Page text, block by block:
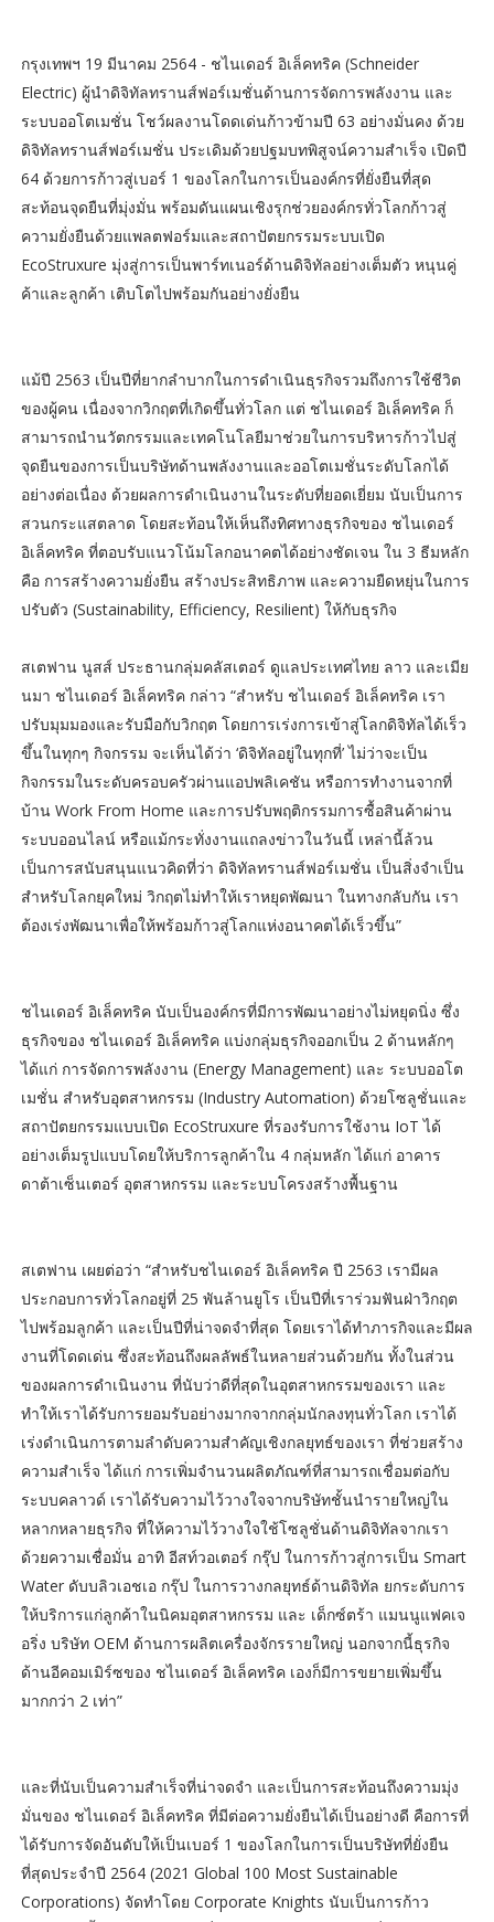
กรุงเทพฯ 19 มีนาคม 2564 - ชไนเดอร์ อิเล็คทริค (Schneider
Electric) ผู้นำดิจิทัลทรานส์ฟอร์เมชั่นด้านการจัดการพลังงาน และ
ระบบออโตเมชั่น โชว์ผลงานโดดเด่นก้าวข้ามปี 63 อย่างมั่นคง ด้วย
ดิจิทัลทรานส์ฟอร์เมชั่น ประเดิมด้วยปฐมบทพิสูจน์ความสำเร็จ เปิดปี
64 ด้วยการก้าวสู่เบอร์ 1 ของโลกในการเป็นองค์กรที่ยั่งยืนที่สุด
สะท้อนจุดยืนที่มุ่งมั่น พร้อมดันแผนเชิงรุกช่วยองค์กรทั่วโลกก้าวสู่
ความยั่งยืนด้วยแพลตฟอร์มและสถาปัตยกรรมระบบเปิด
EcoStruxure มุ่งสู่การเป็นพาร์ทเนอร์ด้านดิจิทัลอย่างเต็มตัว หนุนคู่
ค้าและลูกค้า เติบโตไปพร้อมกันอย่างยั่งยืน
แม้ปี 2563 เป็นปีที่ยากลำบากในการดำเนินธุรกิจรวมถึงการใช้ชีวิต
ของผู้คน เนื่องจากวิกฤตที่เกิดขึ้นทั่วโลก แต่ ชไนเดอร์ อิเล็คทริค ก็
สามารถนำนวัตกรรมและเทคโนโลยีมาช่วยในการบริหารก้าวไปสู่
จุดยืนของการเป็นบริษัทด้านพลังงานและออโตเมชั่นระดับโลกได้
อย่างต่อเนื่อง ด้วยผลการดำเนินงานในระดับที่ยอดเยี่ยม นับเป็นการ
สวนกระแสตลาด โดยสะท้อนให้เห็นถึงทิศทางธุรกิจของ ชไนเดอร์
อิเล็คทริค ที่ตอบรับแนวโน้มโลกอนาคตได้อย่างชัดเจน ใน 3 ธีมหลัก
คือ การสร้างความยั่งยืน สร้างประสิทธิภาพ และความยืดหยุ่นในการ
ปรับตัว (Sustainability, Efficiency, Resilient) ให้กับธุรกิจ
สเตฟาน นูสส์ ประธานกลุ่มคลัสเตอร์ ดูแลประเทศไทย ลาว และเมีย
นมา ชไนเดอร์ อิเล็คทริค กล่าว “สำหรับ ชไนเดอร์ อิเล็คทริค เรา
ปรับมุมมองและรับมือกับวิกฤต โดยการเร่งการเข้าสู่โลกดิจิทัลได้เร็ว
ขึ้นในทุกๆ กิจกรรม จะเห็นได้ว่า ‘ดิจิทัลอยู่ในทุกที่’ ไม่ว่าจะเป็น
กิจกรรมในระดับครอบครัวผ่านแอปพลิเคชัน หรือการทำงานจากที่
บ้าน Work From Home และการปรับพฤติกรรมการซื้อสินค้าผ่าน
ระบบออนไลน์ หรือแม้กระทั่งงานแถลงข่าวในวันนี้ เหล่านี้ล้วน
เป็นการสนับสนุนแนวคิดที่ว่า ดิจิทัลทรานส์ฟอร์เมชั่น เป็นสิ่งจำเป็น
สำหรับโลกยุคใหม่ วิกฤตไม่ทำให้เราหยุดพัฒนา ในทางกลับกัน เรา
ต้องเร่งพัฒนาเพื่อให้พร้อมก้าวสู่โลกแห่งอนาคตได้เร็วขึ้น”
ชไนเดอร์ อิเล็คทริค นับเป็นองค์กรที่มีการพัฒนาอย่างไม่หยุดนิ่ง ซึ่ง
ธุรกิจของ ชไนเดอร์ อิเล็คทริค แบ่งกลุ่มธุรกิจออกเป็น 2 ด้านหลักๆ
ได้แก่ การจัดการพลังงาน (Energy Management) และ ระบบออโต
เมชั่น สำหรับอุตสาหกรรม (Industry Automation) ด้วยโซลูชั่นและ
สถาปัตยกรรมแบบเปิด EcoStruxure ที่รองรับการใช้งาน IoT ได้
อย่างเต็มรูปแบบโดยให้บริการลูกค้าใน 4 กลุ่มหลัก ได้แก่ อาคาร
ดาต้าเซ็นเตอร์ อุตสาหกรรม และระบบโครงสร้างพื้นฐาน
สเตฟาน เผยต่อว่า “สำหรับชไนเดอร์ อิเล็คทริค ปี 2563 เรามีผล
ประกอบการทั่วโลกอยู่ที่ 25 พันล้านยูโร เป็นปีที่เราร่วมฟันฝ่าวิกฤต
ไปพร้อมลูกค้า และเป็นปีที่น่าจดจำที่สุด โดยเราได้ทำภารกิจและมีผล
งานที่โดดเด่น ซึ่งสะท้อนถึงผลลัพธ์ในหลายส่วนด้วยกัน ทั้งในส่วน
ของผลการดำเนินงาน ที่นับว่าดีที่สุดในอุตสาหกรรมของเรา และ
ทำให้เราได้รับการยอมรับอย่างมากจากกลุ่มนักลงทุนทั่วโลก เราได้
เร่งดำเนินการตามลำดับความสำคัญเชิงกลยุทธ์ของเรา ที่ช่วยสร้าง
ความสำเร็จ ได้แก่ การเพิ่มจำนวนผลิตภัณฑ์ที่สามารถเชื่อมต่อกับ
ระบบคลาวด์ เราได้รับความไว้วางใจจากบริษัทชั้นนำรายใหญ่ใน
หลากหลายธุรกิจ ที่ให้ความไว้วางใจใช้โซลูชั่นด้านดิจิทัลจากเรา
ด้วยความเชื่อมั่น อาทิ อีสท์วอเตอร์ กรุ๊ป ในการก้าวสู่การเป็น Smart
Water ดับบลิวเอชเอ กรุ๊ป ในการวางกลยุทธ์ด้านดิจิทัล ยกระดับการ
ให้บริการแก่ลูกค้าในนิคมอุตสาหกรรม และ เด็กซ์ตร้า แมนนูแฟคเจ
อริ่ง บริษัท OEM ด้านการผลิตเครื่องจักรรายใหญ่ นอกจากนี้ธุรกิจ
ด้านอีคอมเมิร์ซของ ชไนเดอร์ อิเล็คทริค เองก็มีการขยายเพิ่มขึ้น
มากกว่า 2 เท่า”
และที่นับเป็นความสำเร็จที่น่าจดจำ และเป็นการสะท้อนถึงความมุ่ง
มั่นของ ชไนเดอร์ อิเล็คทริค ที่มีต่อความยั่งยืนได้เป็นอย่างดี คือการที่
ได้รับการจัดอันดับให้เป็นเบอร์ 1 ของโลกในการเป็นบริษัทที่ยั่งยืน
ที่สุดประจำปี 2564 (2021 Global 100 Most Sustainable
Corporations) จัดทำโดย Corporate Knights นับเป็นการก้าว